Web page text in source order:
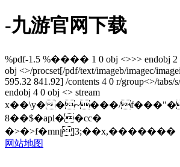
-九游官网下载
%pdf-1.5 %���� 1 0 obj <>>> endobj 2
obj <>/procset[/pdf/text/imageb/imagec/
595.32 841.92] /contents 4 0 r/group<>/tabs/
endobj 4 0 obj <> stream
x��\y��~���/
8��$�apl��cc�
�>�>f�mnլ]3;��x,�������
网站地图